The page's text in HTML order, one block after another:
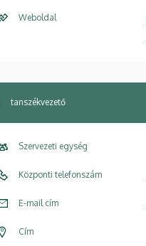
Weboldal
tanszékvezető
Szervezeti egység
Központi telefonszám
E-mail cím
Cím